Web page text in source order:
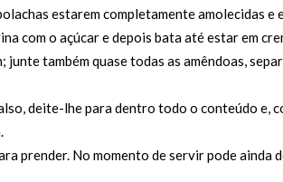
estarem completamente amolecidas e
com o açúcar e depois bata até estar em
junte também quase todas as amêndoas,
deite-lhe para dentro todo o conteúdo e,
prender. No momento de servir pode ainda